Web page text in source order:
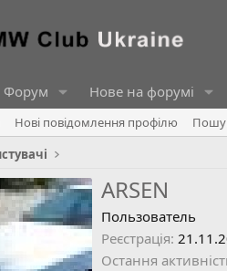
Форум Нове на форумі
Нові повідомлення профілю
ARSEN
Пользователь
Реєстрація
Остання